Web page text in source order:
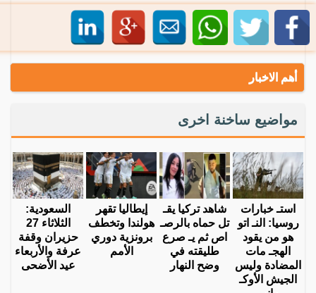
أهم الاخبار
مواضيع ساخنة اخرى
استـ خبارات
روسيا: النـ اتو
هو من يقود
الهجـ مات
المضادة وليس
الجيش الأوكـ
شاهد تركيا يقـ
تل حماه بالرصـ
اص ثم يـ صرع
طليقته في
وضح النهار
إيطاليا تقهر
هولندا وتخطف
برونزية دوري
الأمم
السعودية:
الثلاثاء 27
حزيران وقفة
عرفة والأربعاء
عيد الأضحى